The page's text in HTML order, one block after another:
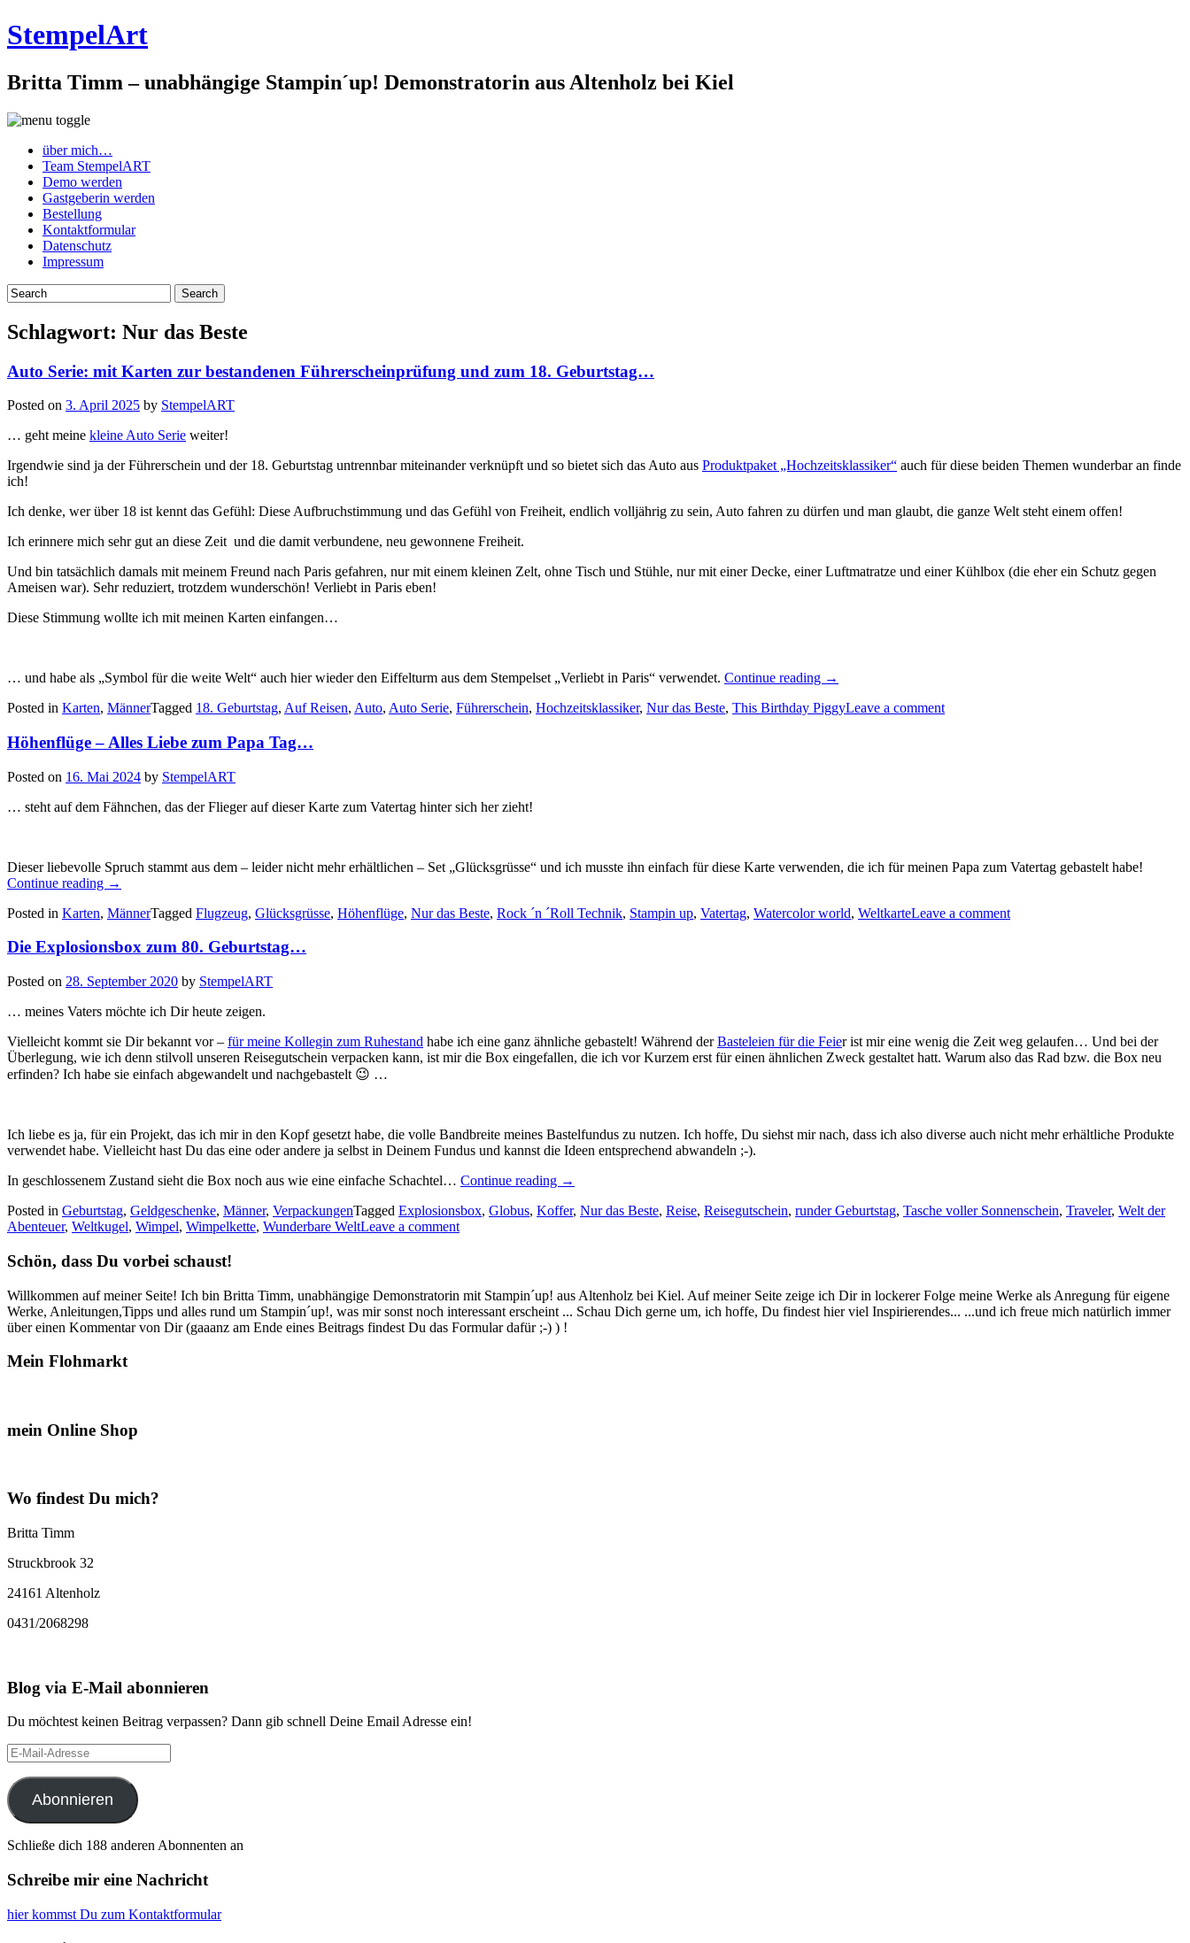
StempelArt
Britta Timm – unabhängige Stampin´up! Demonstratorin aus Altenholz bei Kiel
über mich…
Team StempelART
Demo werden
Gastgeberin werden
Bestellung
Kontaktformular
Datenschutz
Impressum
Schlagwort: Nur das Beste
Auto Serie: mit Karten zur bestandenen Führerscheinprüfung und zum 18. Geburtstag…
Posted on 3. April 2025 by StempelART
… geht meine kleine Auto Serie weiter!
Irgendwie sind ja der Führerschein und der 18. Geburtstag untrennbar miteinander verknüpft und so bietet sich das Auto aus Produktpaket „Hochzeitsklassiker“ auch für diese beiden Themen wunderbar an finde
ich!
Ich denke, wer über 18 ist kennt das Gefühl: Diese Aufbruchstimmung und das Gefühl von Freiheit, endlich volljährig zu sein, Auto fahren zu dürfen und man glaubt, die ganze Welt steht einem offen!
Ich erinnere mich sehr gut an diese Zeit und die damit verbundene, neu gewonnene Freiheit.
Und bin tatsächlich damals mit meinem Freund nach Paris gefahren, nur mit einem kleinen Zelt, ohne Tisch und Stühle, nur mit einer Decke, einer Luftmatratze und einer Kühlbox (die eher ein Schutz gegen
Ameisen war). Sehr reduziert, trotzdem wunderschön! Verliebt in Paris eben!
Diese Stimmung wollte ich mit meinen Karten einfangen…
… und habe als „Symbol für die weite Welt“ auch hier wieder den Eiffelturm aus dem Stempelset „Verliebt in Paris“ verwendet. Continue reading „Auto
mit
→
Posted in Karten, MännerTagged 18. Geburtstag, Auf Reisen, Auto, Auto Serie, Führerschein, Hochzeitsklassiker, Nur das Beste, This Birthday PiggyLeave a comment
Höhenflüge – Alles Liebe zum Papa Tag…
Posted on 16. Mai 2024 by StempelART
… steht auf dem Fähnchen, das der Flieger auf dieser Karte zum Vatertag hinter sich her zieht!
Dieser liebevolle Spruch stammt aus dem – leider nicht mehr erhältlichen – Set „Glücksgrüsse“ und ich musste ihn einfach für diese Karte verwenden, die ich für meinen Papa zum Vatertag gebastelt habe!
Continue reading „Höhenflüge
Alles
zum
Tag…“
→
Posted in Karten, MännerTagged Flugzeug, Glücksgrüsse, Höhenflüge, Nur das Beste, Rock ´n ´Roll Technik, Stampin up, Vatertag, Watercolor world, WeltkarteLeave a comment
Die Explosionsbox zum 80. Geburtstag…
Posted on 28. September 2020 by StempelART
… meines Vaters möchte ich Dir heute zeigen.
Vielleicht kommt sie Dir bekannt vor – für meine Kollegin zum Ruhestand habe ich eine ganz ähnliche gebastelt! Während derBasteleien für die Feier ist mir eine wenig die Zeit weg gelaufen… Und bei der
Überlegung, wie ich denn stilvoll unseren Reisegutschein verpacken kann, ist mir die Box eingefallen, die ich vor Kurzem erst für einen ähnlichen Zweck gestaltet hatt. Warum also das Rad bzw. die Box neu
erfinden? Ich habe sie einfach abgewandelt und nachgebastelt 😉 …
Ich liebe es ja, für ein Projekt, das ich mir in den Kopf gesetzt habe, die volle Bandbreite meines Bastelfundus zu nutzen. Ich hoffe, Du siehst mir nach, dass ich also diverse auch nicht mehr erhältliche Produkte
verwendet habe. Vielleicht hast Du das eine oder andere ja selbst in Deinem Fundus und kannst die Ideen entsprechend abwandeln ;-).
In geschlossenem Zustand sieht die Box noch aus wie eine einfache Schachtel… Continue reading „Die
zum
→
Posted in Geburtstag, Geldgeschenke, Männer, VerpackungenTagged Explosionsbox, Globus, Koffer, Nur das Beste, Reise, Reisegutschein, runder Geburtstag, Tasche voller Sonnenschein, Traveler, Welt der
Abenteuer, Weltkugel, Wimpel, Wimpelkette, Wunderbare WeltLeave a comment
Schön, dass Du vorbei schaust!
Willkommen auf meiner Seite! Ich bin Britta Timm, unabhängige Demonstratorin mit Stampin´up! aus Altenholz bei Kiel. Auf meiner Seite zeige ich Dir in lockerer Folge meine Werke als Anregung für eigene
Werke, Anleitungen,Tipps und alles rund um Stampin´up!, was mir sonst noch interessant erscheint ... Schau Dich gerne um, ich hoffe, Du findest hier viel Inspirierendes... ...und ich freue mich natürlich immer
über einen Kommentar von Dir (gaaanz am Ende eines Beitrags findest Du das Formular dafür ;-) ) !
Mein Flohmarkt
mein Online Shop
Wo findest Du mich?
Britta Timm
Struckbrook 32
24161 Altenholz
0431/2068298
Blog via E-Mail abonnieren
Du möchtest keinen Beitrag verpassen? Dann gib schnell Deine Email Adresse ein!
E-
Mail-
Adresse
Abonnieren
Schließe dich 188 anderen Abonnenten an
Schreibe mir eine Nachricht
hier kommst Du zum Kontaktformular